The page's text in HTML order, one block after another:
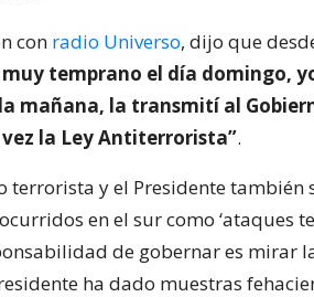
con radio Universo, dijo que
temprano el día domingo,
mañana, la transmití al
la Ley Antiterrorista”.
terrorista y el Presidente también
en el sur como ‘ataques
de gobernar es mirar
ha dado muestras